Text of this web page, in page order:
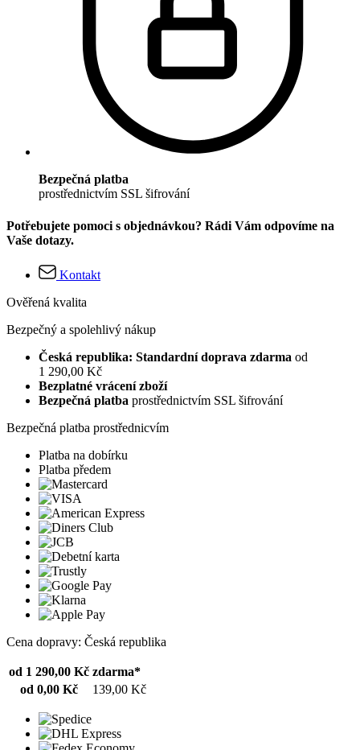
Bezpečná platba
prostřednictvím SSL šifrování
Potřebujete pomoci s objednávkou? Rádi Vám odpovíme na
Vaše dotazy.
Kontakt
Ověřená kvalita
Bezpečný a spolehlivý nákup
Česká republika: Standardní doprava zdarma od
1 290,00 Kč
Bezplatné vrácení zboží
Bezpečná platba prostřednictvím SSL šifrování
Bezpečná platba prostřednicvím
Platba na dobírku
Platba předem
Cena dopravy: Česká republika
od 1 290,00 Kč zdarma*
od 0,00 Kč
139,00 Kč